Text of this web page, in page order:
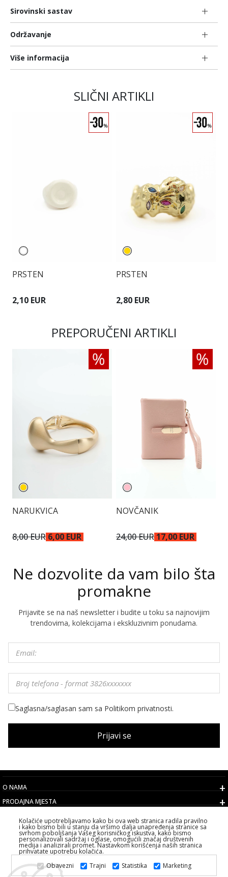
Sirovinski sastav
Održavanje
Više informacija
SLIČNI ARTIKLI
PRSTEN
2,10 EUR
PRSTEN
2,80 EUR
PREPORUČENI ARTIKLI
NARUKVICA
8,00 EUR 6,00 EUR
NOVČANIK
24,00 EUR 17,00 EUR
Ne dozvolite da vam bilo šta
promakne
Prijavite se na naš newsletter i budite u toku sa najnovijim
trendovima, kolekcijama i ekskluzivnim ponudama.
Saglasna/saglasan sam sa Politikom privatnosti.
Prijavi se
O NAMA
PRODAJNA MJESTA
KORISNIČKI SERVIS
IZABERITE DRŽAVU
2026 PS FASHION DESIGN DOO
SVA PRAVA ZADRŽANA ALL RIGHTS RESERVED
Kolačiće upotrebljavamo kako bi ova web stranica radila pravilno
i kako bismo bili u stanju da vršimo dalja unapređenja stranice sa
svrhom poboljšanja Vašeg korisničkog iskustva, kako bismo
personalizovali sadržaj i oglase, omogućili značaj društvenih
medija i analizirali promet. Nastavkom korišćenja naših stranica
prihvatate upotrebu kolačića.
Obavezni
Trajni Statistika Marketing